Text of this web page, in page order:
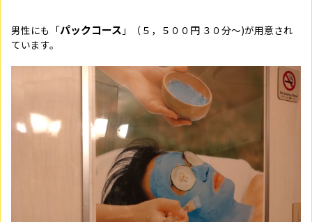
男性にも「パックコース 」（５，５００円 ３０分～)が用意され
ています。